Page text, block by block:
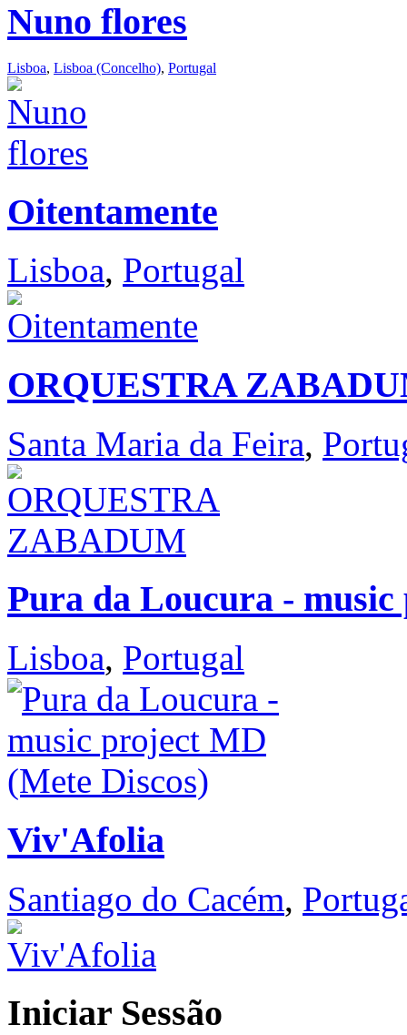
Nuno flores
Lisboa, Lisboa (Concelho), Portugal
Oitentamente
Lisboa, Portugal
ORQUESTRA
Santa Maria da Feira,
Pura da Loucura -
Lisboa, Portugal
Viv'Afolia
Santiago do Cacém,
Iniciar Sessão